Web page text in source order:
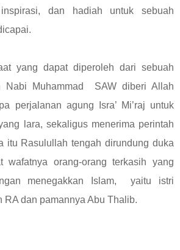
dan hadiah untuk sebuah
yang dapat diperoleh dari sebuah
Nabi Muhammad SAW diberi Allah
perjalanan agung Isra’ Mi’raj untuk
lara, sekaligus menerima perintah
itu Rasulullah tengah dirundung duka
orang-orang terkasih yang
menegakkan Islam, yaitu istri
RA dan pamannya Abu Thalib.